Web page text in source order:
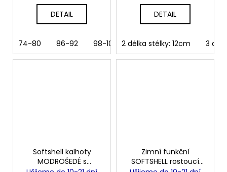
DETAIL
74-80 86-92 98-104 110 116 122 128
DETAIL
2 délka stélky: 12cm 3
Softshell kalhoty
MODROŠEDÉ s
Zimní funkční
SOFTSHELL rostoucí